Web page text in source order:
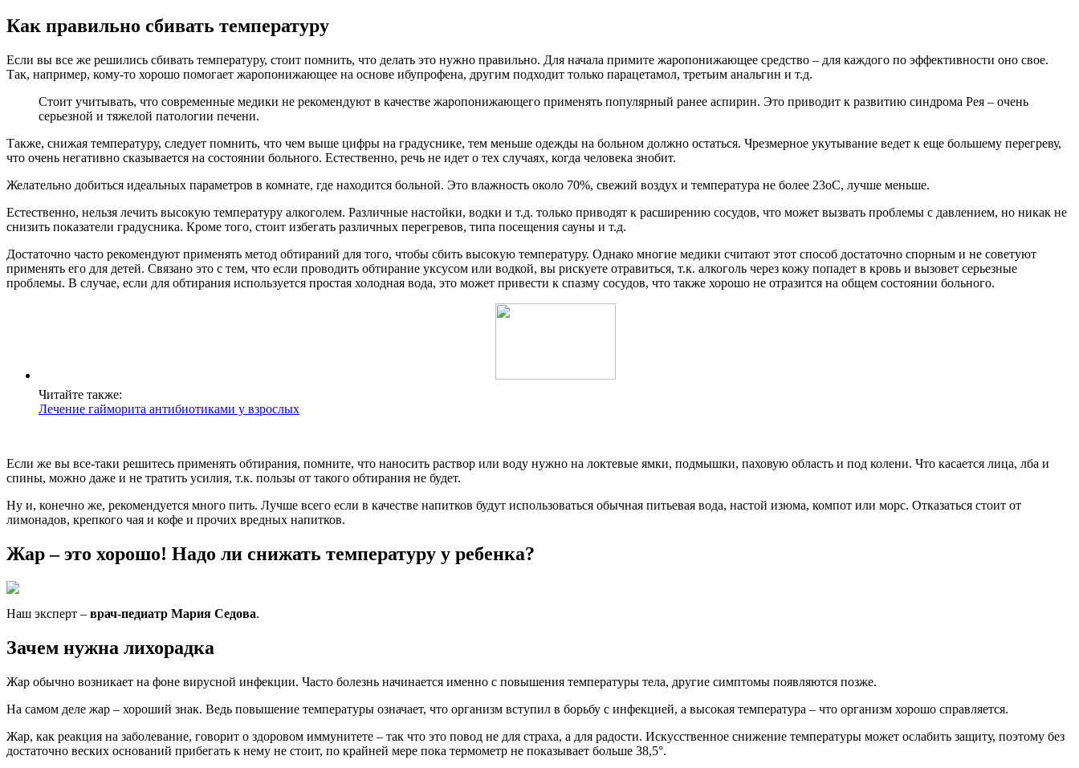
Как правильно сбивать температуру
Если вы все же решились сбивать температуру, стоит помнить, что делать это нужно правильно. Для начала примите жаропонижающее средство – для каждого по эффективности оно свое.
Так, например, кому-то хорошо помогает жаропонижающее на основе ибупрофена, другим подходит только парацетамол, третьим анальгин и т.д.
Стоит учитывать, что современные медики не рекомендуют в качестве жаропонижающего применять популярный ранее аспирин. Это приводит к развитию синдрома Рея – очень
серьезной и тяжелой патологии печени.
Также, снижая температуру, следует помнить, что чем выше цифры на градуснике, тем меньше одежды на больном должно остаться. Чрезмерное укутывание ведет к еще большему перегреву,
что очень негативно сказывается на состоянии больного. Естественно, речь не идет о тех случаях, когда человека знобит.
Желательно добиться идеальных параметров в комнате, где находится больной. Это влажность около 70%, свежий воздух и температура не более 23оС, лучше меньше.
Естественно, нельзя лечить высокую температуру алкоголем. Различные настойки, водки и т.д. только приводят к расширению сосудов, что может вызвать проблемы с давлением, но никак не
снизить показатели градусника. Кроме того, стоит избегать различных перегревов, типа посещения сауны и т.д.
Достаточно часто рекомендуют применять метод обтираний для того, чтобы сбить высокую температуру. Однако многие медики считают этот способ достаточно спорным и не советуют
применять его для детей. Связано это с тем, что если проводить обтирание уксусом или водкой, вы рискуете отравиться, т.к. алкоголь через кожу попадет в кровь и вызовет серьезные
проблемы. В случае, если для обтирания используется простая холодная вода, это может привести к спазму сосудов, что также хорошо не отразится на общем состоянии больного.
Читайте также:
Лечение гайморита антибиотиками у взрослых
Если же вы все-таки решитесь применять обтирания, помните, что наносить раствор или воду нужно на локтевые ямки, подмышки, паховую область и под колени. Что касается лица, лба и
спины, можно даже и не тратить усилия, т.к. пользы от такого обтирания не будет.
Ну и, конечно же, рекомендуется много пить. Лучше всего если в качестве напитков будут использоваться обычная питьевая вода, настой изюма, компот или морс. Отказаться стоит от
лимонадов, крепкого чая и кофе и прочих вредных напитков.
Жар – это хорошо! Надо ли снижать температуру у ребенка?
Наш эксперт – врач-педиатр Мария Седова.
Зачем нужна лихорадка
Жар обычно возникает на фоне вирусной инфекции. Часто болезнь начинается именно с повышения температуры тела, другие симптомы появляются позже.
На самом деле жар – хороший знак. Ведь повышение температуры означает, что организм вступил в борьбу с инфекцией, а высокая температура – что организм хорошо справляется.
Жар, как реакция на заболевание, говорит о здоровом иммунитете – так что это повод не для страха, а для радости. Искусственное снижение температуры может ослабить защиту, поэтому без
достаточно веских оснований прибегать к нему не стоит, по крайней мере пока термометр не показывает больше 38,5°.